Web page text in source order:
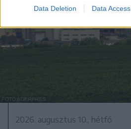
Data Deletion Data Access
2026. augusztus 10., hétfő